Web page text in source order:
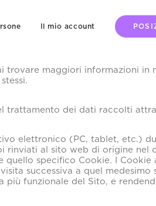
Il mio account
maggiori informazioni in
trattamento dei dati raccolti
elettronico (PC, tablet, etc.)
al sito web di origine nel
specifico Cookie. I Cookie
successiva a quel
più funzionale del Sito, e